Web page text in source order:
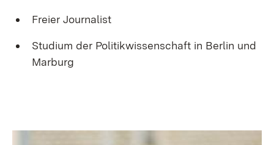
Freier Journalist
Studium der Politikwissenschaft in Berlin und
Marburg